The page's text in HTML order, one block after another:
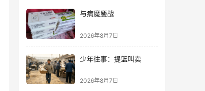
与病魔鏖战
2026年8月7日
少年往事：提篮叫卖
2026年8月7日